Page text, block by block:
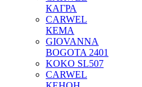
КАГРА
CARWEL
КЕМА
GIOVANNA
BOGOTA 2401
KOKO SL507
CARWEL